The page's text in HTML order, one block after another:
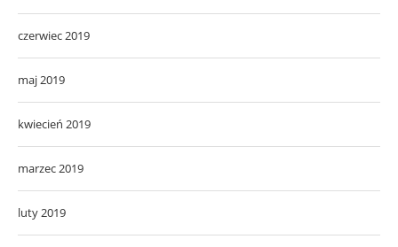
czerwiec 2019
maj 2019
kwiecień 2019
marzec 2019
luty 2019